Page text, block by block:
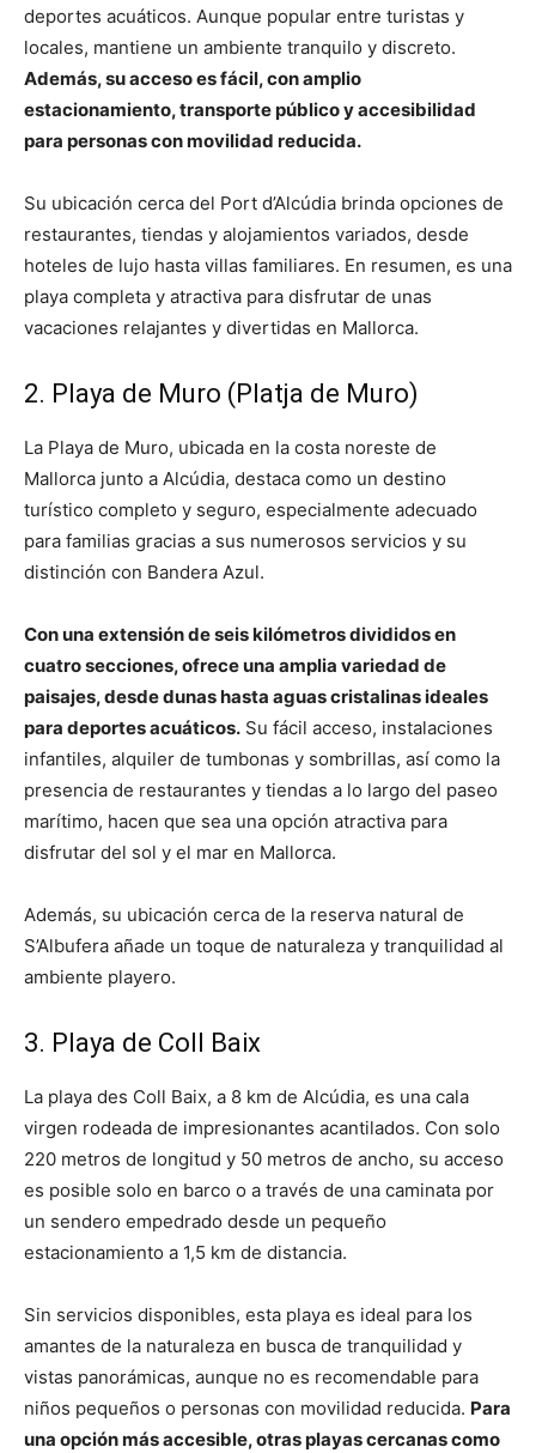
deportes acuáticos. Aunque popular entre turistas y
locales, mantiene un ambiente tranquilo y discreto.
Además, su acceso es fácil, con amplio
estacionamiento, transporte público y accesibilidad
para personas con movilidad reducida.
Su ubicación cerca del Port d’Alcúdia brinda opciones de
restaurantes, tiendas y alojamientos variados, desde
hoteles de lujo hasta villas familiares. En resumen, es una
playa completa y atractiva para disfrutar de unas
vacaciones relajantes y divertidas en Mallorca.
2. Playa de Muro (Platja de Muro)
La Playa de Muro, ubicada en la costa noreste de
Mallorca junto a Alcúdia, destaca como un destino
turístico completo y seguro, especialmente adecuado
para familias gracias a sus numerosos servicios y su
distinción con Bandera Azul.
Con una extensión de seis kilómetros divididos en
cuatro secciones, ofrece una amplia variedad de
paisajes, desde dunas hasta aguas cristalinas ideales
para deportes acuáticos. Su fácil acceso, instalaciones
infantiles, alquiler de tumbonas y sombrillas, así como la
presencia de restaurantes y tiendas a lo largo del paseo
marítimo, hacen que sea una opción atractiva para
disfrutar del sol y el mar en Mallorca.
Además, su ubicación cerca de la reserva natural de
S’Albufera añade un toque de naturaleza y tranquilidad al
ambiente playero.
3. Playa de Coll Baix
La playa des Coll Baix, a 8 km de Alcúdia, es una cala
virgen rodeada de impresionantes acantilados. Con solo
220 metros de longitud y 50 metros de ancho, su acceso
es posible solo en barco o a través de una caminata por
un sendero empedrado desde un pequeño
estacionamiento a 1,5 km de distancia.
Sin servicios disponibles, esta playa es ideal para los
amantes de la naturaleza en busca de tranquilidad y
vistas panorámicas, aunque no es recomendable para
niños pequeños o personas con movilidad reducida. Para
una opción más accesible, otras playas cercanas como